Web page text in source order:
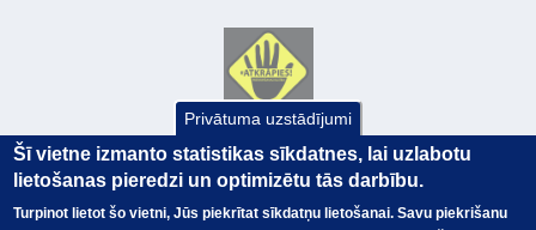
Privātuma uzstādījumi
Šī vietne izmanto statistikas sīkdatnes, lai uzlabotu
lietošanas pieredzi un optimizētu tās darbību.
Turpinot lietot šo vietni, Jūs piekrītat sīkdatņu lietošanai. Savu piekrišanu